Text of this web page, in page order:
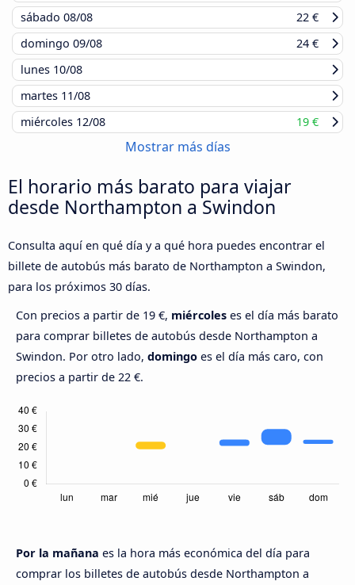
sábado 08/08
22 €
domingo 09/08
24 €
lunes 10/08
martes 11/08
miércoles 12/08 19 €
Mostrar más días
El horario más barato para viajar
desde Northampton a Swindon
Consulta aquí en qué día y a qué hora puedes encontrar el
billete de autobús más barato de Northampton a Swindon,
para los próximos 30 días.
Con precios a partir de 19 €, miércoles es el día más barato
para comprar billetes de autobús desde Northampton a
Swindon. Por otro lado, domingo es el día más caro, con
precios a partir de 22 €.
Por la mañana es la hora más económica del día para
comprar los billetes de autobús desde Northampton a